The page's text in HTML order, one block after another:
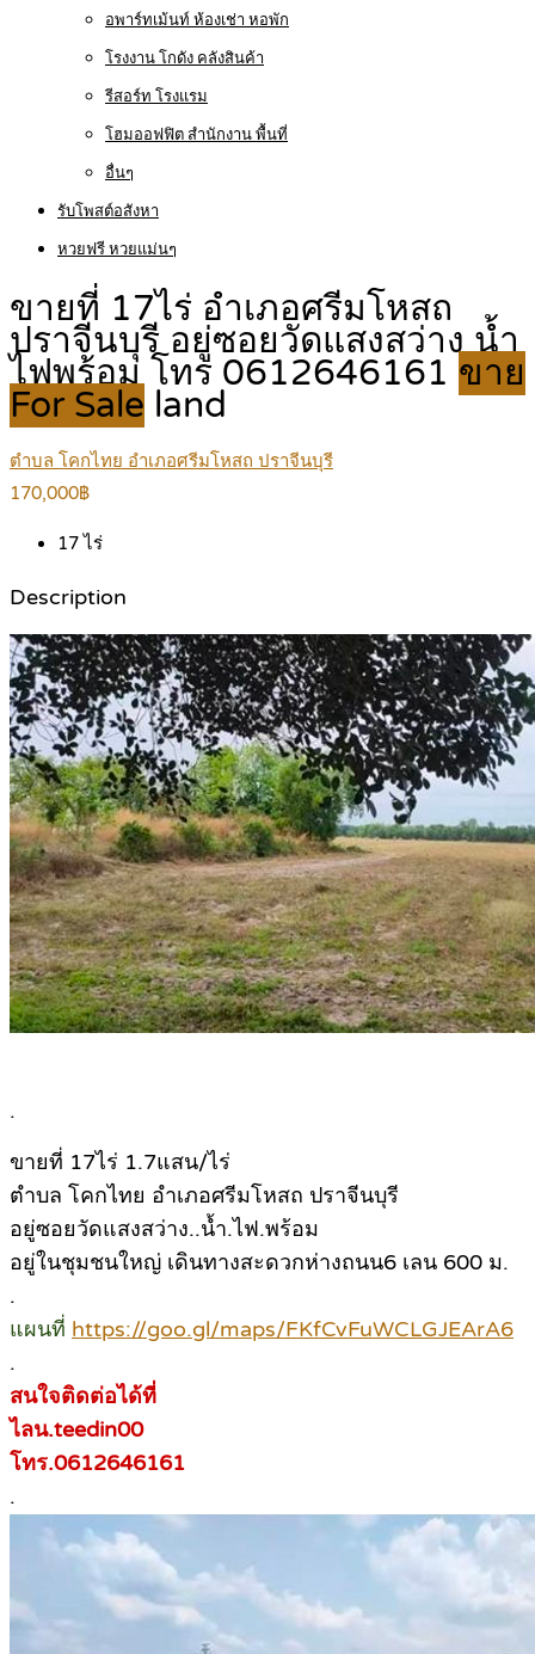
อพาร์ทเม้นท์ ห้องเช่า หอพัก
โรงงาน โกดัง คลังสินค้า
รีสอร์ท โรงแรม
โฮมออฟฟิต สำนักงาน พื้นที่
อื่นๆ
รับโพสต์อสังหา
หวยฟรี หวยแม่นๆ
ขายที่ 17ไร่ อำเภอศรีมโหสถ
ปราจีนบุรี อยู่ซอยวัดแสงสว่าง น้ำ
ไฟพร้อม โทร 0612646161 ขาย
For Sale land
ตำบล โคกไทย อำเภอศรีมโหสถ ปราจีนบุรี
170,000฿
17ไร่
Description
.
ขายที่ 17ไร่ 1.7แสน/ไร่
ตำบล โคกไทย อำเภอศรีมโหสถ ปราจีนบุรี
อยู่ซอยวัดแสงสว่าง..น้ำ.ไฟ.พร้อม
อยู่ในชุมชนใหญ่ เดินทางสะดวกห่างถนน6 เลน 600 ม.
.
แผนที่ https://goo.gl/maps/FKfCvFuWCLGJEArA6
.
สนใจติดต่อได้ที่
ไลน.teedin00
โทร.0612646161
.